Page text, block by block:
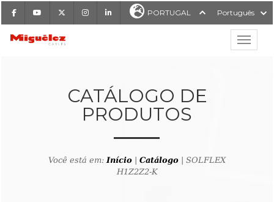
FacebookYoutube InstagramLinkedIn PORTUGAL Português
Miguélez Cabos
CATÁLOGO DE
PRODUTOS
Você está em:Início Catálogo | SOLFLEX
H1Z2Z2-K